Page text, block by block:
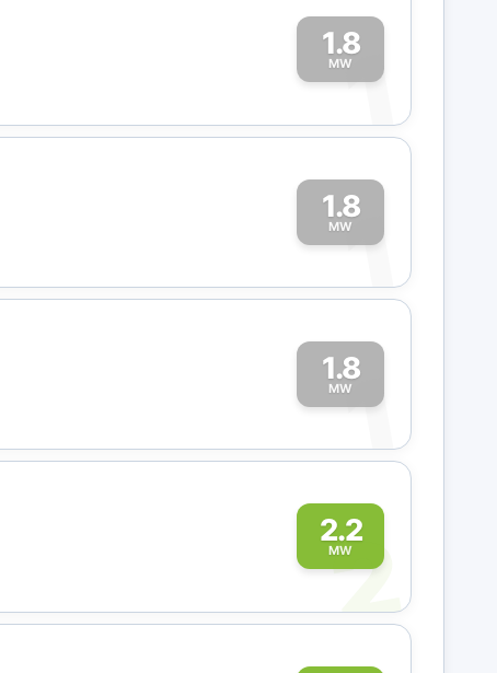
1.8
MW
1
1.8
MW
1
1.8
MW
1
2.2
MW
2